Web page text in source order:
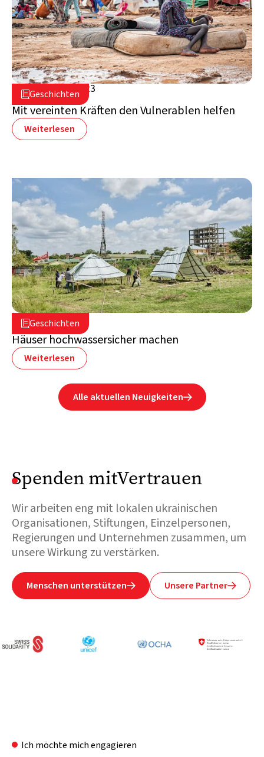
Geschichten
30. Oktober 2023
Südsudan
Mit vereinten Kräften den Vulnerablen helfen
Weiterlesen
Geschichten
9. August 2023
Südsudan
Häuser hochwassersicher machen
Weiterlesen
Alle aktuellen Neuigkeiten
Spenden mitVertrauen
Wir arbeiten eng mit lokalen ukrainischen
Organisationen, Stiftungen, Einzelpersonen,
Regierungen und Unternehmen zusammen, um
unsere Wirkung zu verstärken.
Menschen unterstützen Unsere Partner
Ich möchte mich engagieren